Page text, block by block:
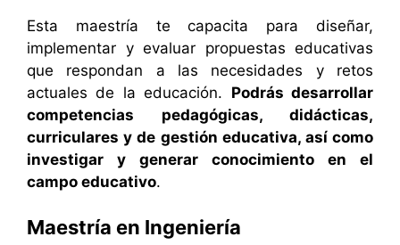
Esta maestría te capacita para diseñar,
implementar y evaluar propuestas educativas
que respondan a las necesidades y retos
actuales de la educación. Podrás desarrollar
competencias pedagógicas, didácticas,
curriculares y de gestión educativa, así como
investigar y generar conocimiento en el
campo educativo.
Maestría en Ingeniería